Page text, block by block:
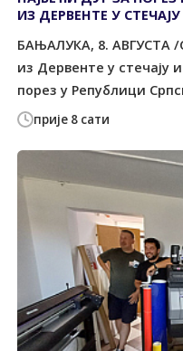
прије 8 сати
ИЗ ДЕРВЕНТЕ У СТЕЧАЈУ
БАЊАЛУКА, 8. АВГУСТА /
из Дервенте у стечају
порез у Републици